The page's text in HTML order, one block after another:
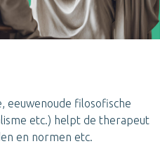
eeuwenoude filosofische
etc.) helpt de therapeut
en normen etc.